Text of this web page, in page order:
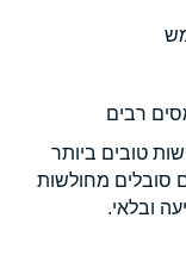
רבים
טובים ביותר
סובלים מחולשות
ובלאי.